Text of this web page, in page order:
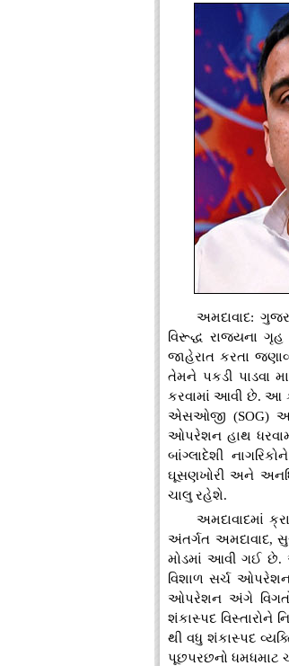
અમદાવાદ:
વિરૂદ્ધ રાજ્યના
જાહેરાત કરતા
તેમને પકડી પાડવા
કરવામાં આવી છે. આ
એસઓજી (SOG)
ઓપરેશન હાથ
બાંગ્લાદેશી
ઘૂસણખોરી અને
ચાલુ રહેશે.
અમદાવાદમાં
અંતર્ગત અમદાવાદ,
મોડમાં આવી ગઈ છે.
વિશાળ સર્ચ
ઓપરેશન અંગે
શંકાસ્પદ
થી વધુ શંકાસ્પદ
પૂછપરછનો ધમધમાટ